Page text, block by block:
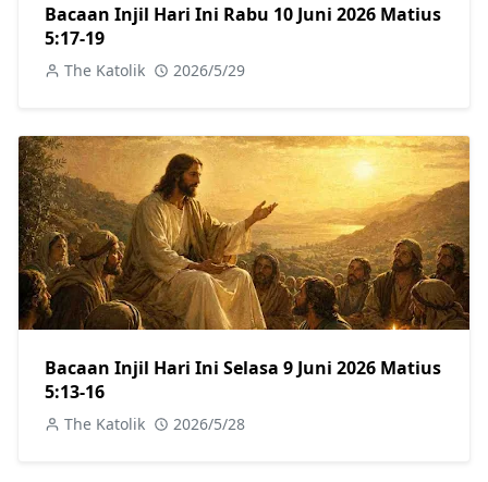
Bacaan Injil Hari Ini Rabu 10 Juni 2026 Matius
5:17-19
The Katolik 2026/5/29
Bacaan Injil Hari Ini Selasa 9 Juni 2026 Matius
5:13-16
The Katolik 2026/5/28